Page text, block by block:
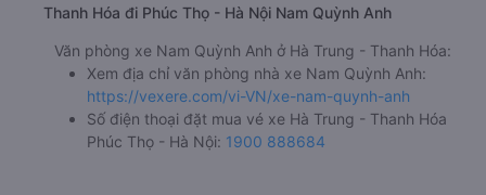
Thanh Hóa đi Phúc Thọ - Hà Nội Nam Quỳnh Anh
Văn phòng xe Nam Quỳnh Anh ở Hà Trung - Thanh Hóa:
Xem địa chỉ văn phòng nhà xe Nam Quỳnh Anh:
https://vexere.com/vi-VN/xe-nam-quynh-anh
Số điện thoại đặt mua vé xe Hà Trung - Thanh Hóa
Phúc Thọ - Hà Nội: 1900 888684